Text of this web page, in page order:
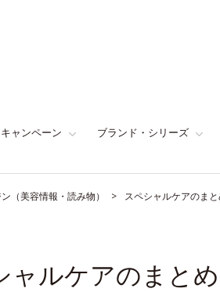
キャンペーン ブランド・シリーズ
（美容情報・読み物） スペシャルケアのま
ャルケアのまとめ